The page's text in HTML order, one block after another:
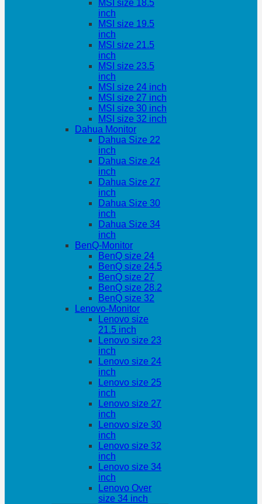
MSI size 18.5
inch
MSI size 19.5
inch
MSI size 21.5
inch
MSI size 23.5
inch
MSI size 24 inch
MSI size 27 inch
MSI size 30 inch
MSI size 32 inch
Dahua Monitor
Dahua Size 22
inch
Dahua Size 24
inch
Dahua Size 27
inch
Dahua Size 30
inch
Dahua Size 34
inch
BenQ-Monitor
BenQ size 24
BenQ size 24.5
BenQ size 27
BenQ size 28.2
BenQ size 32
Lenovo-Monitor
Lenovo size
21.5 inch
Lenovo size 23
inch
Lenovo size 24
inch
Lenovo size 25
inch
Lenovo size 27
inch
Lenovo size 30
inch
Lenovo size 32
inch
Lenovo size 34
inch
Lenovo Over
size 34 inch